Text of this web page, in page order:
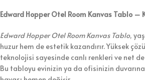
Edward Hopper Otel Room Kanvas Tablo –
Edward Hopper Otel Room Kanvas Tablo,
huzur hem de estetik kazandırır. Yüksek
teknolojisi sayesinde canlı renkleri ve net
Bu tabloyu evinizin ya da ofisinizin duvarına